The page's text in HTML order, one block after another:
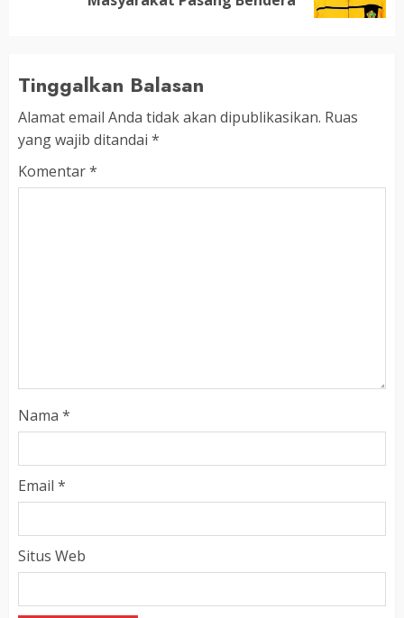
Tinggalkan Balasan
Alamat email Anda tidak akan dipublikasikan. Ruas
yang wajib ditandai *
Komentar*
Nama *
Email *
Situs Web